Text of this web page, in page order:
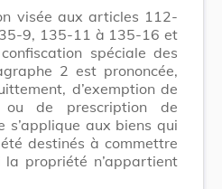
visée aux articles 112-
9, 135-11 à 135-16 et
spéciale des
2 est prononcée,
d’exemption de
ou de prescription de
s’applique aux biens qui
destinés à commettre
la propriété n’appartient